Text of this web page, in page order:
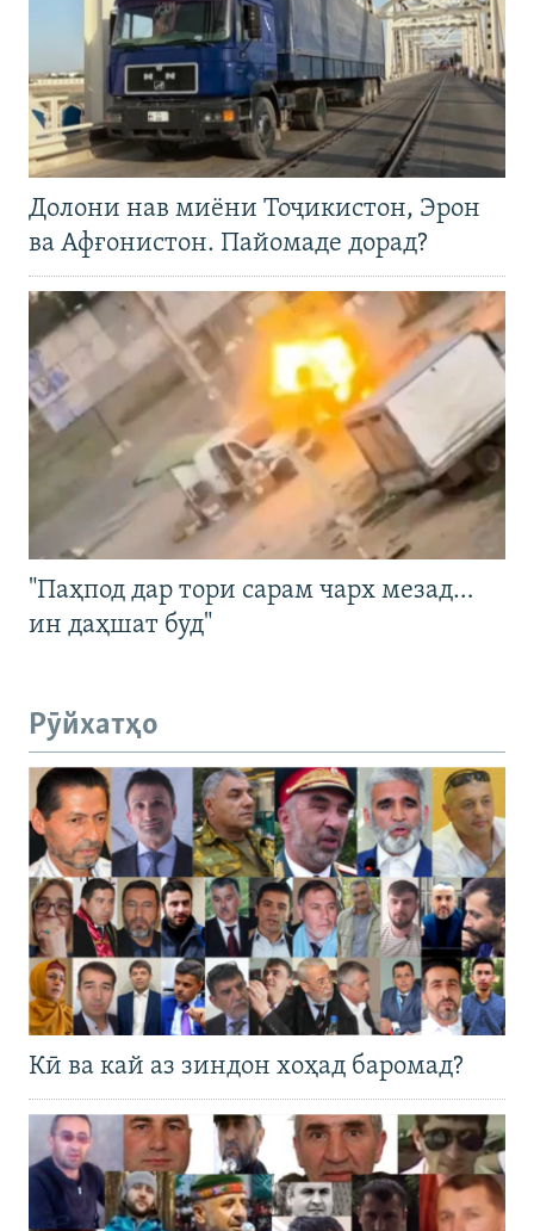
Долони нав миёни Тоҷикистон, Эрон
ва Афғонистон. Пайомаде дорад?
"Паҳпод дар тори сарам чарх мезад…
ин даҳшат буд"
Рӯйхатҳо
Кӣ ва кай аз зиндон хоҳад баромад?